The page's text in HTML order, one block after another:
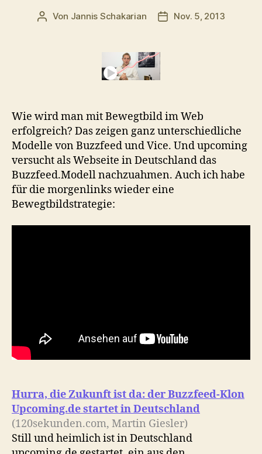
Beitragsautor
Von Jannis Schakarian Nov. 5, 2013
Wie wird man mit Bewegtbild im Web
erfolgreich? Das zeigen ganz unterschiedliche
Modelle von Buzzfeed und Vice. Und upcoming
versucht als Webseite in Deutschland das
Buzzfeed.Modell nachzuahmen. Auch ich habe
für die morgenlinks wieder eine
Bewegtbildstrategie:
Hurra, die Zukunft ist da: der Buzzfeed-Klon
Upcoming.de startet in Deutschland
(120sekunden.com, Martin Giesler)
Still und heimlich ist in Deutschland